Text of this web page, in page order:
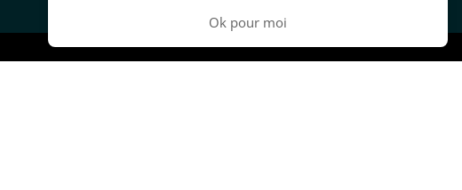
Ok pour moi